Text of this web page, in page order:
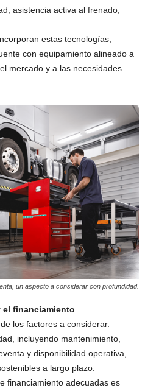
asistencia activa al frenado,
estas tecnologías,
con equipamiento alineado a
mercado y a las necesidades
un aspecto a considerar con profundidad.
el financiamiento
los factores a considerar.
incluyendo mantenimiento,
y disponibilidad operativa,
a largo plazo.
financiamiento adecuadas es